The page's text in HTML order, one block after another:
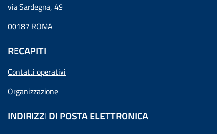
via Sardegna, 49
00187 ROMA
RECAPITI
Contatti operativi
Organizzazione
INDIRIZZI DI POSTA ELETTRONICA